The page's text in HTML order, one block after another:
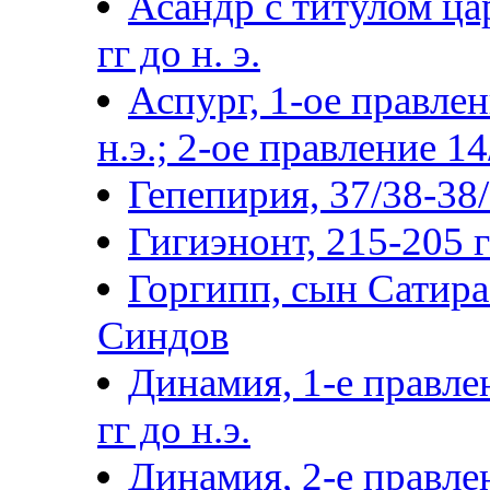
гг до н. э.
Аспург, 1-ое
н.э.; 2-ое правление
Гепепирия, 37/38-
Гигиэнонт, 215-205
Горгипп, сын
Синдов
Динамия, 1-е
гг до н.э.
Динамия, 2-е